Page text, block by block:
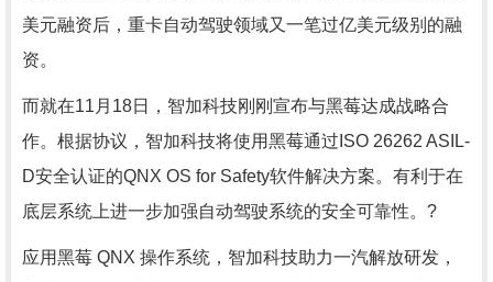
美元融资后，重卡自动驾驶领域又一笔过亿美元级别的融
资。
而就在11月18日，智加科技刚刚宣布与黑莓达成战略合
作。根据协议，智加科技将使用黑莓通过ISO 26262 ASIL-
D安全认证的QNX OS for Safety软件解决方案。有利于在
底层系统上进一步加强自动驾驶系统的安全可靠性。?
应用黑莓 QNX 操作系统，智加科技助力一汽解放研发，